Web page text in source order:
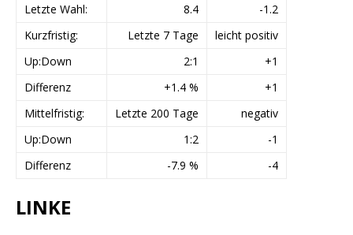
Letzte Wahl:
8.4
-1.2
Kurzfristig:
Letzte 7 Tage
leicht positiv
Up:Down
2:1
+1
Differenz
+1.4 %
+1
Mittelfristig:
Letzte 200 Tage
negativ
Up:Down
1:2
-1
Differenz
-7.9 % -4
LINKE